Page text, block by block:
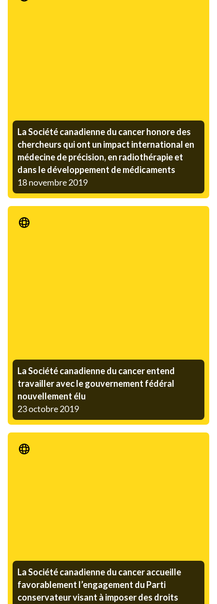
Communiqué de presse
La Société canadienne du cancer honore des
chercheurs qui ont un impact international en
médecine de précision, en radiothérapie et
dans le développement de médicaments
18 novembre 2019
Communiqué de presse
La Société canadienne du cancer entend
travailler avec le gouvernement fédéral
nouvellement élu
23 octobre 2019
Communiqué de presse
La Société canadienne du cancer accueille
favorablement l’engagement du Parti
conservateur visant à imposer des droits